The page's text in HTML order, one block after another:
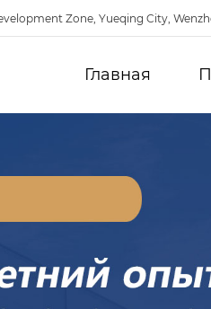
Zone, Yueqing City,
Главная